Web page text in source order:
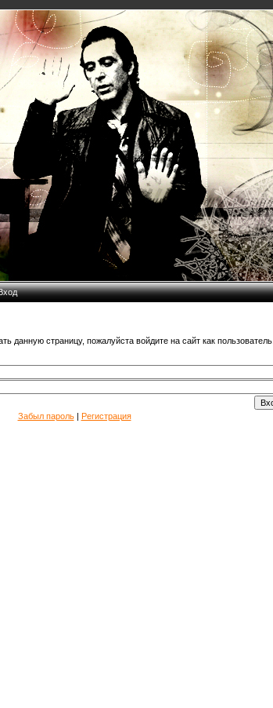
данную страницу, пожалуйста войдите на сайт как пользователь.
Забыл пароль| Регистрация